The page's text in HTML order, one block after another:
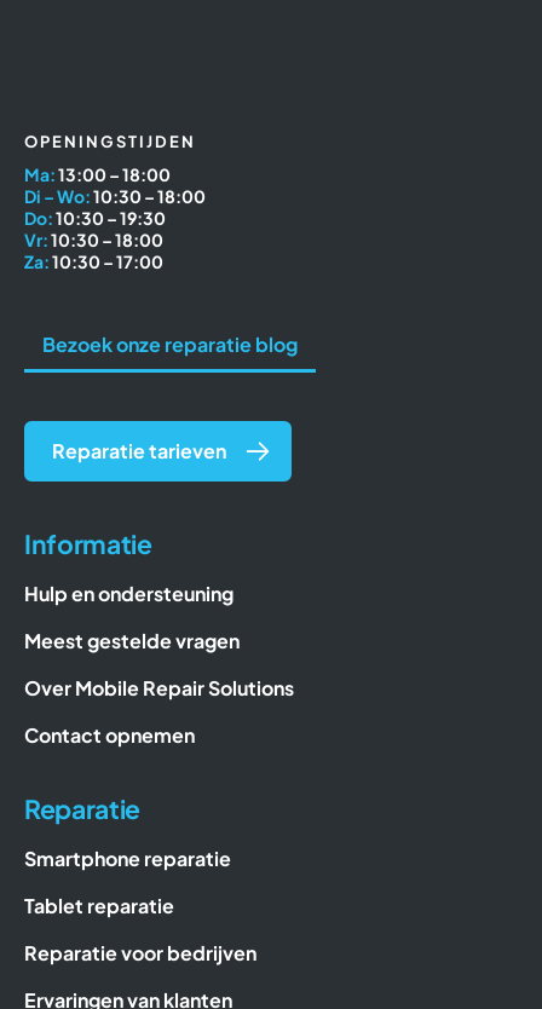
OPENINGSTIJDEN
Ma:13:00 – 18:00
Di – Wo:10:30 – 18:00
Do:10:30 – 19:30
Vr:10:30 – 18:00
Za:10:30 – 17:00
Informatie
Hulp en ondersteuning
Meest gestelde vragen
Over Mobile Repair Solutions
Contact opnemen
Reparatie
Smartphone reparatie
Tablet reparatie
Reparatie voor bedrijven
Ervaringen van klanten
Bezoek onze reparatie blog
Reparatie tarieven